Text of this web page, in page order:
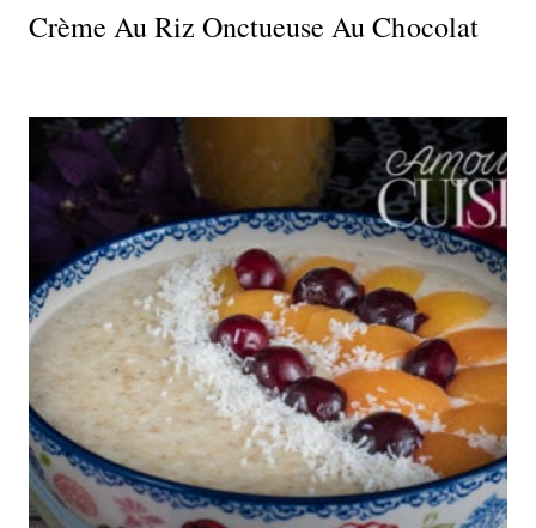
Crème Au Riz Onctueuse Au Chocolat